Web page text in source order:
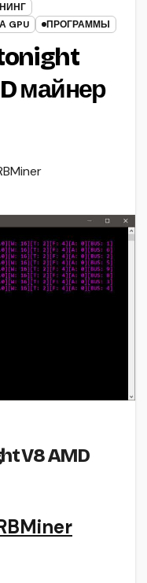
GPU ПРОГРАММЫ
майнер
V8 AMD